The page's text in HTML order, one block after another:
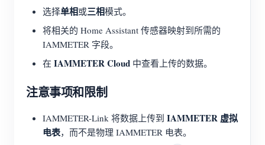
选择单相或三相模式。
将相关的 Home Assistant 传感器映射到所需的
IAMMETER 字段。
在 IAMMETER Cloud 中查看上传的数据。
注意事项和限制
IAMMETER-Link 将数据上传到 IAMMETER 虚拟
电表，而不是物理 IAMMETER 电表。